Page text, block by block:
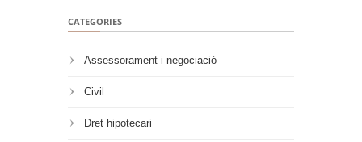
CATEGORIES
Assessorament i negociació
Civil
Dret hipotecari